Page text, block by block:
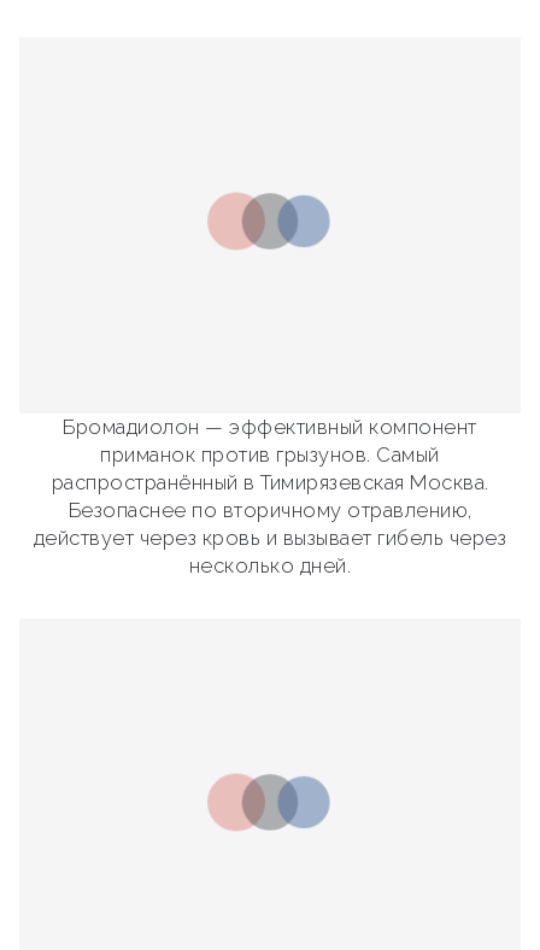
Бромадиолон — эффективный компонент
приманок против грызунов. Самый
распространённый в Тимирязевская Москва.
Безопаснее по вторичному отравлению,
действует через кровь и вызывает гибель через
несколько дней.